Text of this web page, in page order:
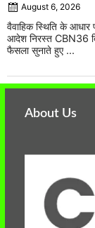
August 6, 2026
वैवाहिक स्थिति के आधार
आदेश निरस्त CBN36
फैसला सुनाते हुए ...
About Us